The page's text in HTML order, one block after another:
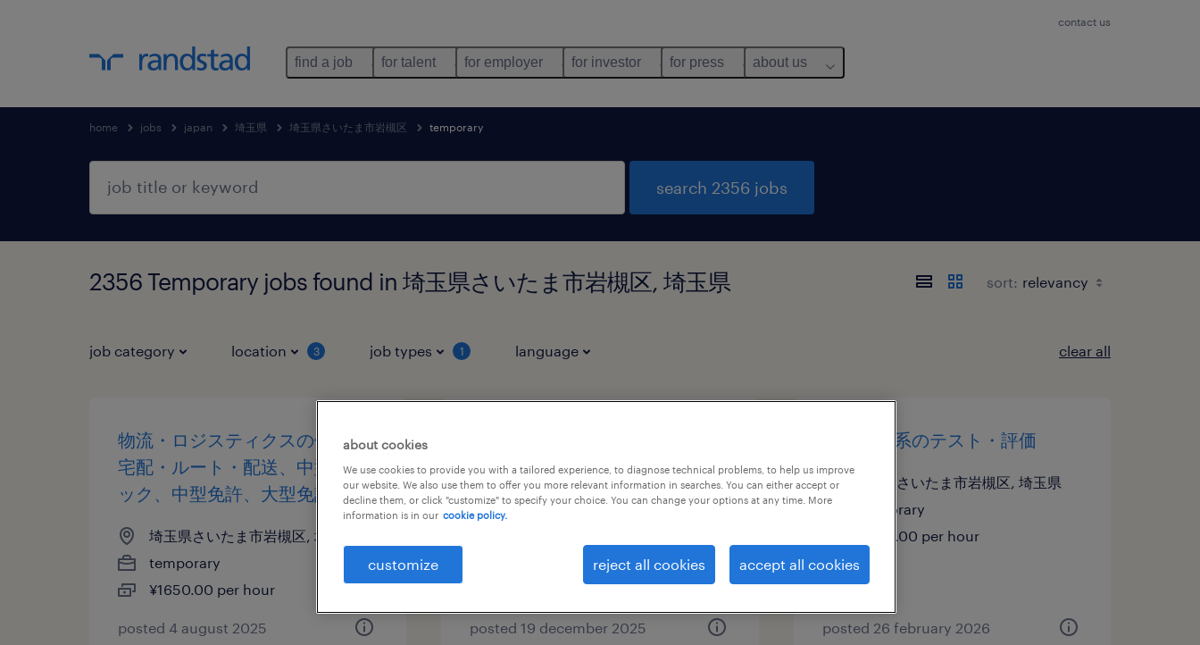
contact us
find a job for talent for employer for investor for press about us
home jobs japan 埼玉県 埼玉県さいたま市岩槻区 temporary
search 2356 jobs
2356 Temporary jobs found in 埼玉県さいたま市岩槻区, 埼玉県 sort:
job category location 3 job types 1 language clear all
物流・ロジスティクスの個配・
宅配・ルート・配送、中型トラ
ック、中型免許、大型免許
埼玉県さいたま市岩槻区, 埼玉県
temporary
¥1650.00 per hour
posted 4 august 2025
宅配・ルート・配送、中型トラ
ック、中型免許、大型免許
¥1840.00 per hour
posted 19 december 2025
メーカー系のテスト・評価
埼玉県さいたま市岩槻区, 埼玉県
temporary
¥1850.00 per hour
posted 26 february 2026
about cookies
We use cookies to provide you with a tailored experience, to diagnose technical problems, to help us improve
our website. We also use them to offer you more relevant information in searches. You can either accept or
decline them, or click "customize" to specify your choice. You can change your options at any time. More
information is in our cookie policy.
customize reject all cookies accept all cookies